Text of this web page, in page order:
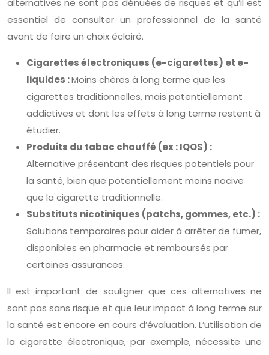
essentiel de consulter un professionnel de la santé
avant de faire un choix éclairé.
Cigarettes électroniques (e-cigarettes) et e-
liquides :Moins chères à long terme que les
cigarettes traditionnelles, mais potentiellement
addictives et dont les effets à long terme restent à
étudier.
Produits du tabac chauffé (ex : IQOS) :
Alternative présentant des risques potentiels pour
la santé, bien que potentiellement moins nocive
que la cigarette traditionnelle.
Substituts nicotiniques (patchs, gommes, etc.) :
Solutions temporaires pour aider à arrêter de fumer,
disponibles en pharmacie et remboursés par
certaines assurances.
Il est important de souligner que ces alternatives ne
sont pas sans risque et que leur impact à long terme sur
la santé est encore en cours d’évaluation. L’utilisation de
la cigarette électronique, par exemple, nécessite une